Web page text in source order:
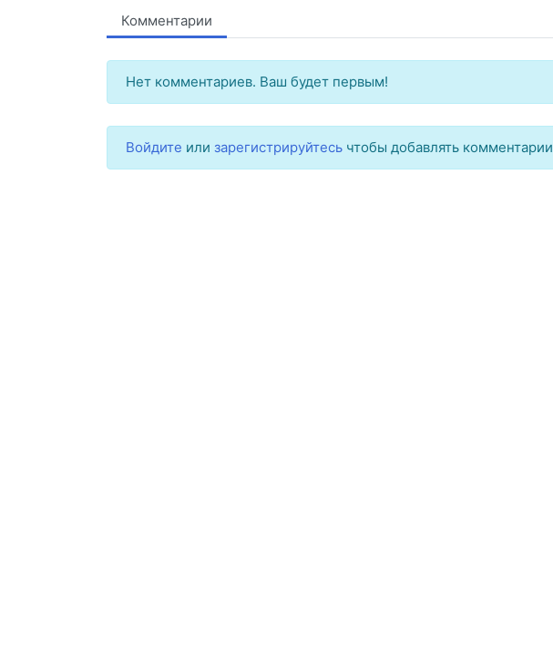
Комментарии
Нет комментариев. Ваш будет первым!
Войдите или зарегистрируйтесь чтобы добавлять комментарии